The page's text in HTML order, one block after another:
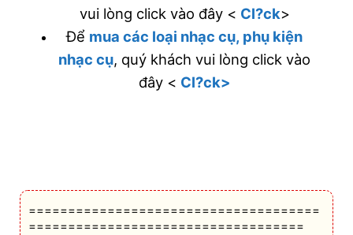
vui lòng click vào đây < Cl?ck>
Để mua các loại nhạc cụ, phụ kiện
nhạc cụ, quý khách vui lòng click vào
đây < Cl?ck>
=====================================
===================================